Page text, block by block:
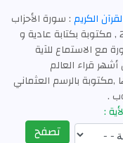
الكريم: سورة الأحزاب
Al-Ahzab الآية رقم 23 , مكتوبة بكتابة عادية و
مع الاستماع للآية
قراء العالم
بالرسم العثماني
.
:
تصفح